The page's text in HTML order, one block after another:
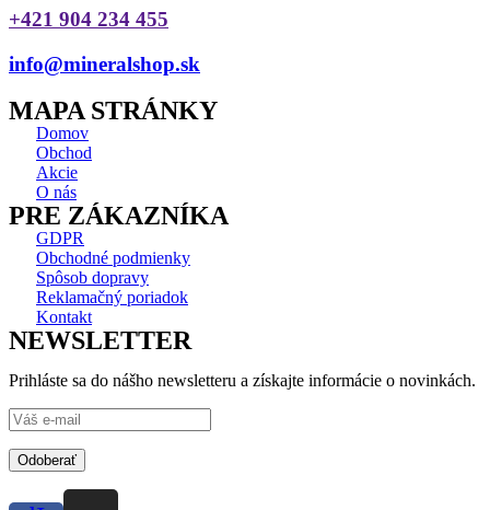
+421 904 234 455
info@mineralshop.sk
MAPA STRÁNKY
Domov
Obchod
Akcie
O nás
PRE ZÁKAZNÍKA
GDPR
Obchodné podmienky
Spôsob dopravy
Reklamačný poriadok
Kontakt
NEWSLETTER
Prihláste sa do nášho newsletteru a získajte informácie o novinkách.
Odoberať